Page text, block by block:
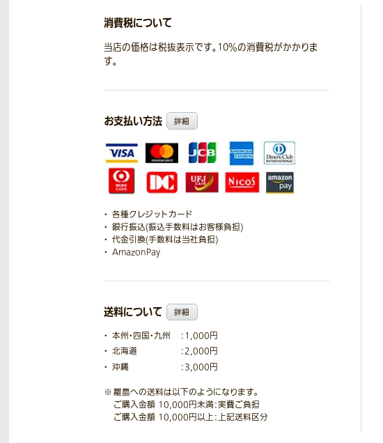
消費税について
当店の価格は税抜表示です。10％の消費税がかかりま
す。
お支払い方法 詳細
各種クレジットカード
銀行振込(振込手数料はお客様負担)
代金引換(手数料は当社負担)
AmazonPay
送料について 詳細
本州・四国・九州
：1,000円
北海道
：2,000円
沖縄
：3,000円
離島への送料は以下のようになります。
ご購入金額 10,000円未満：実費ご負担
ご購入金額 10,000円以上：上記送料区分